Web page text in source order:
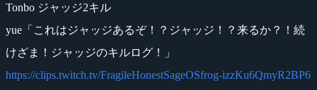
Tonbo ジャッジ2キル
yue「これはジャッジあるぞ！？ジャッジ！？来るか？！続
けざま！ジャッジのキルログ！」
https://clips.twitch.tv/FragileHonestSageOSfrog-izzKu6QmyR2BP6